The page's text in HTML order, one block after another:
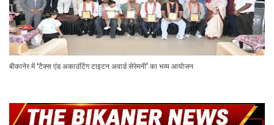
बीकानेर में ‘टैक्स एंड अकाउंटिंग टाइटन अवार्ड सेरेमनी’ का भव्य आयोजन